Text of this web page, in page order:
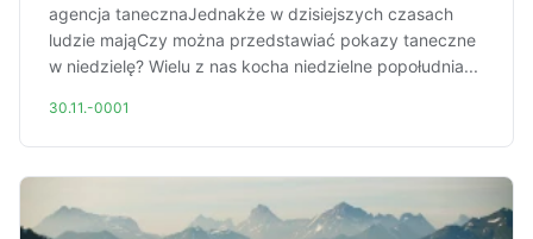
agencja tanecznaJednakże w dzisiejszych czasach
ludzie mająCzy można przedstawiać pokazy taneczne
w niedzielę? Wielu z nas kocha niedzielne popołudnia...
30.11.-0001